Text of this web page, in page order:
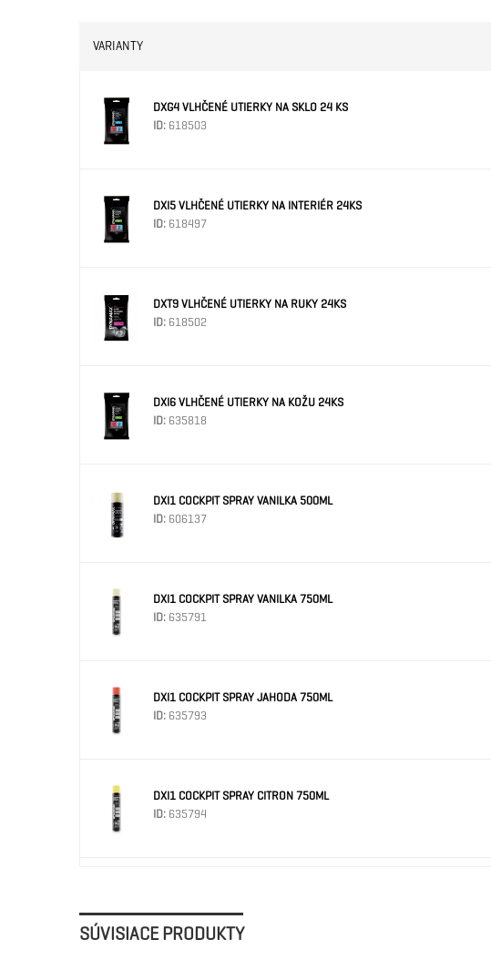
VARIANTY
DXG4 VLHČENÉ UTIERKY NA SKLO 24 KS
ID: 618503
DXI5 VLHČENÉ UTIERKY NA INTERIÉR 24KS
ID: 618497
DXT9 VLHČENÉ UTIERKY NA RUKY 24KS
ID: 618502
DXI6 VLHČENÉ UTIERKY NA KOŽU 24KS
ID: 635818
DXI1 COCKPIT SPRAY VANILKA 500ML
ID: 606137
DXI1 COCKPIT SPRAY VANILKA 750ML
ID: 635791
DXI1 COCKPIT SPRAY JAHODA 750ML
ID: 635793
DXI1 COCKPIT SPRAY CITRON 750ML
ID: 635794
SÚVISIACE PRODUKTY